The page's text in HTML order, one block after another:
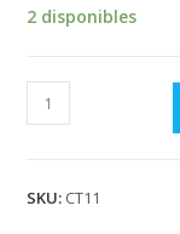
2 disponibles
CINTO
GUESS
SKU: CT11